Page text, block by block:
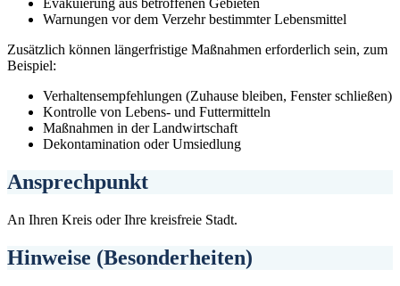
Warnungen vor dem Verzehr bestimmter Lebensmittel
Zusätzlich können längerfristige Maßnahmen erforderlich sein, zum
Beispiel:
Verhaltensempfehlungen (Zuhause bleiben, Fenster schließen)
Kontrolle von Lebens- und Futtermitteln
Maßnahmen in der Landwirtschaft
Dekontamination oder Umsiedlung
Ansprechpunkt
An Ihren Kreis oder Ihre kreisfreie Stadt.
Hinweise (Besonderheiten)